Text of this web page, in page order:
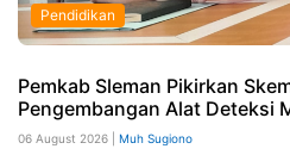
Pendidikan
Pemkab Sleman Pikirkan
Pengembangan Alat Deteksi
06 August 2026 | Muh Sugiono